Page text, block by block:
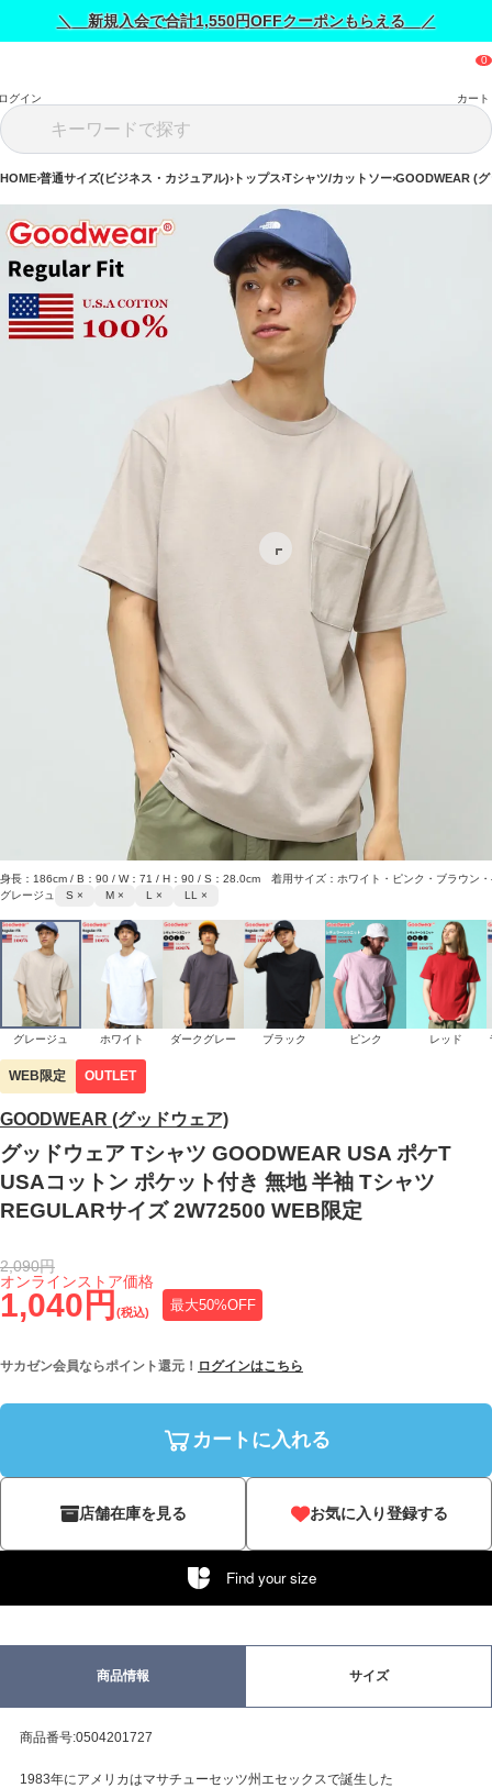
＼ 新規入会で合計1,550円OFFクーポンもらえる ／
グイン カート
HOME 普通サイズ(ビジネス・カジュアル) トップス Tシャツ/カットソー GOODWEAR (
WEB限定 OUTLET
GOODWEAR (グッドウェア)
グッドウェア Tシャツ GOODWEAR USA ポケT
USAコットン ポケット付き 無地 半袖 Tシャツ
REGULARサイズ 2W72500 WEB限定
1,040円 (税込) 最大50%OFF
オンラインストア価格
2,090円
サカゼン会員ならポイント還元！ ログインはこちら
カートに入れる
店舗在庫を見る お気に入り登録する
Find your size
身長：186cm / B：90 / W：71 / H：90 / S：28.0cm 着用サイズ：ホワイト・ピンク・ブラウン
グレージュ
S × M × L × LL ×
グレージュ ホワイト ダークグレー ブラック ピンク レッド
商品情報 サイズ
商品番号:0504201727
1983年にアメリカはマサチューセッツ州エセックスで誕生した